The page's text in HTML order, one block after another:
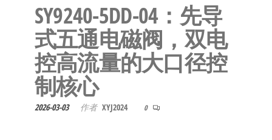
AVENTICS等
品牌气动
元件，超
过88万种
工业自动
化零部
件，正品
保障，全
SY9240-5DD-04：先导
式五通电磁阀，双电
控高流量的大口径控
制核心
2026-03-03 作者 XYJ2024 0